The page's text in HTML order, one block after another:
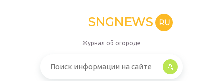
SNGNEWS RU
Журнал об огороде